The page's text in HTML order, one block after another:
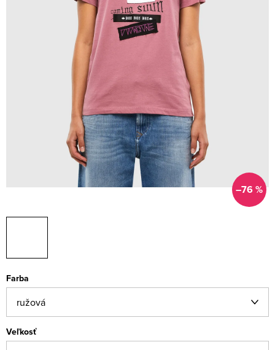
–76 %
Farba
Veľkosť